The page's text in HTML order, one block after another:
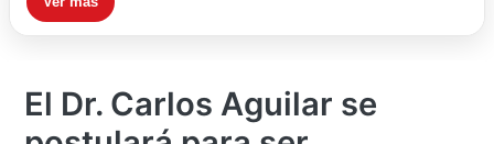
El Dr. Carlos Aguilar se